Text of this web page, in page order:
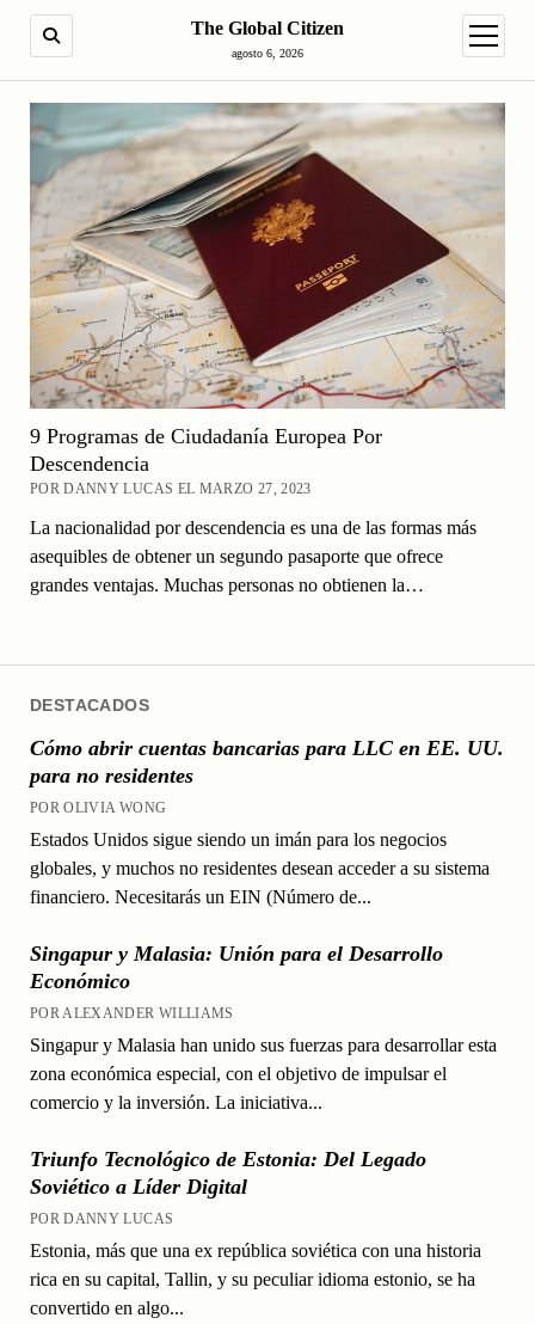
The Global Citizen
agosto 6, 2026
abrir
DESTACADOS
Cómo abrir cuentas bancarias para LLC en EE. UU.
para no residentes
POR OLIVIA WONG
Estados Unidos sigue siendo un imán para los negocios
globales, y muchos no residentes desean acceder a su sistema
financiero. Necesitarás un EIN (Número de...
Singapur y Malasia: Unión para el Desarrollo
Económico
POR ALEXANDER WILLIAMS
Singapur y Malasia han unido sus fuerzas para desarrollar esta
zona económica especial, con el objetivo de impulsar el
comercio y la inversión. La iniciativa...
Triunfo Tecnológico de Estonia: Del Legado
Soviético a Líder Digital
POR DANNY LUCAS
Estonia, más que una ex república soviética con una historia
rica en su capital, Tallin, y su peculiar idioma estonio, se ha
convertido en algo...
9 Programas de Ciudadanía Europea Por
Descendencia
POR DANNY LUCAS EL MARZO 27, 2023
La nacionalidad por descendencia es una de las formas más
asequibles de obtener un segundo pasaporte que ofrece
grandes ventajas. Muchas personas no obtienen la…